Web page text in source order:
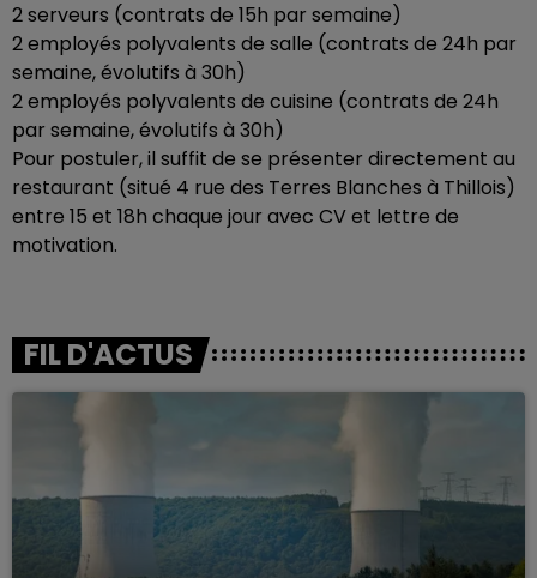
2 serveurs (contrats de 15h par semaine)
2 employés polyvalents de salle (contrats de 24h par
semaine, évolutifs à 30h)
2 employés polyvalents de cuisine (contrats de 24h
par semaine, évolutifs à 30h)
Pour postuler, il suffit de se présenter directement au
restaurant (situé 4 rue des Terres Blanches à Thillois)
entre 15 et 18h chaque jour avec CV et lettre de
motivation.
FIL D'ACTUS